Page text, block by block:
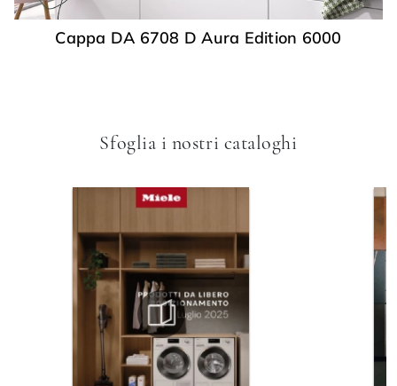
Cappa DA 6708 D Aura Edition 6000
Sfoglia i nostri cataloghi